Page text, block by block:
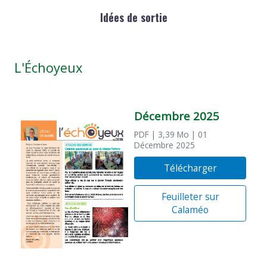
Idées de sortie
L'Échoyeux
Décembre 2025
PDF | 3,39 Mo | 01
Décembre 2025
Télécharger
Feuilleter sur
Calaméo